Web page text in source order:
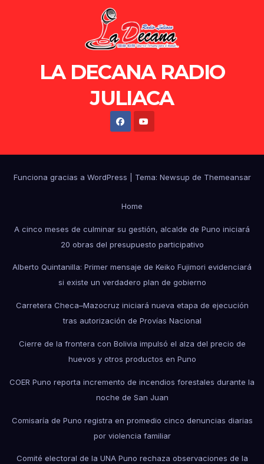
LA DECANA RADIO
JULIACA
Funciona gracias a WordPress Tema: Newsup de Themeansar
Home
A cinco meses de culminar su gestión, alcalde de Puno iniciará
20 obras del presupuesto participativo
Alberto Quintanilla: Primer mensaje de Keiko Fujimori evidenciará
si existe un verdadero plan de gobierno
Carretera Checa–Mazocruz iniciará nueva etapa de ejecución
tras autorización de Provías Nacional
Cierre de la frontera con Bolivia impulsó el alza del precio de
huevos y otros productos en Puno
COER Puno reporta incremento de incendios forestales durante la
noche de San Juan
Comisaría de Puno registra en promedio cinco denuncias diarias
por violencia familiar
Comité electoral de la UNA Puno rechaza observaciones de la